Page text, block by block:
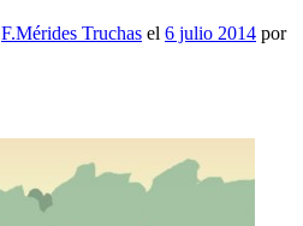
F.Mérides Truchas el 6 julio 2014 por